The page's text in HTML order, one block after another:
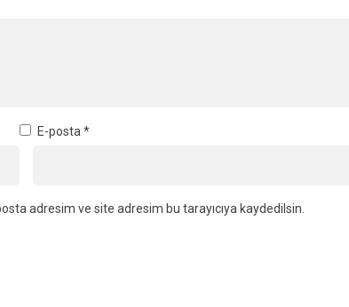
E-posta *
adresim ve site adresim bu tarayıcıya kaydedilsin.